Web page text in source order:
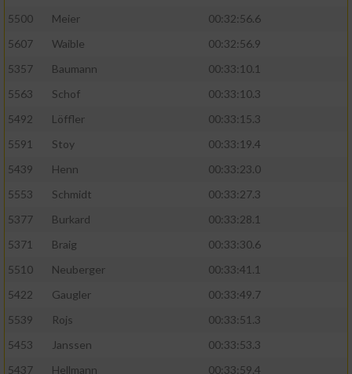
5500
Meier
00:32:56.6
5607
Waible
00:32:56.9
5357
Baumann
00:33:10.1
5563
Schof
00:33:10.3
5492
Löffler
00:33:15.3
5591
Stoy
00:33:19.4
5439
Henn
00:33:23.0
5553
Schmidt
00:33:27.3
5377
Burkard
00:33:28.1
5371
Braig
00:33:30.6
5510
Neuberger
00:33:41.1
5422
Gaugler
00:33:49.7
5539
Rojs
00:33:51.3
5453
Janssen
00:33:53.3
5437
Hellmann
00:33:59.4